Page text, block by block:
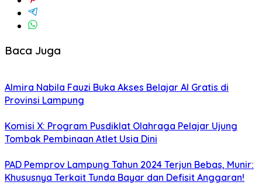
Baca Juga
Almira Nabila Fauzi Buka Akses Belajar AI Gratis di
Provinsi Lampung
Komisi X: Program Pusdiklat Olahraga Pelajar Ujung
Tombak Pembinaan Atlet Usia Dini
PAD Pemprov Lampung Tahun 2024 Terjun Bebas, Munir:
Khususnya Terkait Tunda Bayar dan Defisit Anggaran!